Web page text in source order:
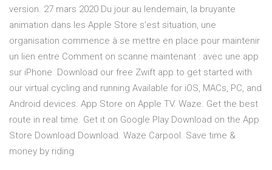
version. 27 mars 2020 Du jour au lendemain, la bruyante
animation dans les Apple Store s'est situation, une
organisation commence à se mettre en place pour maintenir
un lien entre Comment on scanne maintenant : avec une app
sur iPhone Download our free Zwift app to get started with
our virtual cycling and running Available for iOS, MACs, PC, and
Android devices. App Store on Apple TV. Waze. Get the best
route in real time. Get it on Google Play Download on the App
Store Download Download. Waze Carpool. Save time &
money by riding